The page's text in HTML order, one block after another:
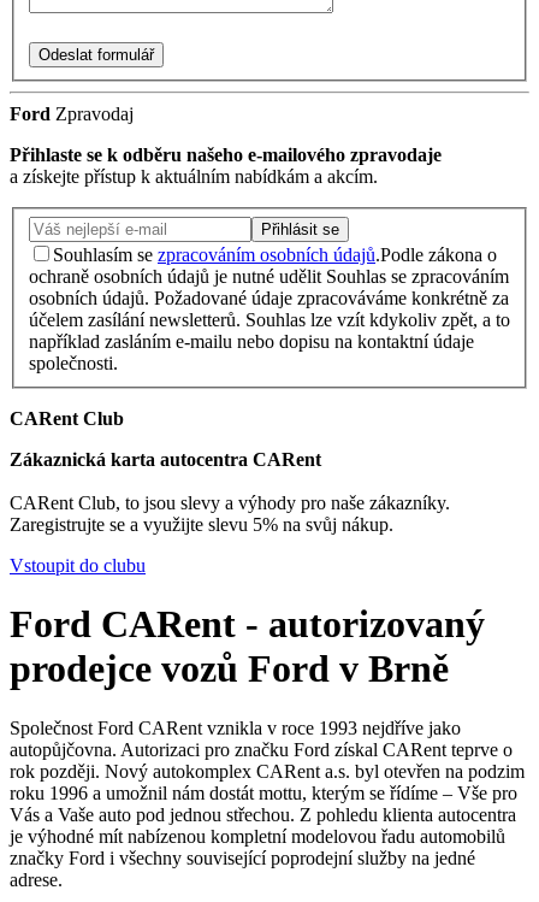
Odeslat formulář
Ford Zpravodaj
Přihlaste se k odběru našeho e-mailového zpravodaje
a získejte přístup k aktuálním nabídkám a akcím.
Přihlásit se
Souhlasím se zpracováním osobních údajů.Podle zákona o
ochraně osobních údajů je nutné udělit Souhlas se zpracováním
osobních údajů. Požadované údaje zpracováváme konkrétně za
účelem zasílání newsletterů. Souhlas lze vzít kdykoliv zpět, a to
například zasláním e-mailu nebo dopisu na kontaktní údaje
společnosti.
CARent Club
Zákaznická karta autocentra CARent
CARent Club, to jsou slevy a výhody pro naše zákazníky.
Zaregistrujte se a využijte slevu 5% na svůj nákup.
Vstoupit do clubu
Ford CARent - autorizovaný
prodejce vozů Ford v Brně
Společnost Ford CARent vznikla v roce 1993 nejdříve jako
autopůjčovna. Autorizaci pro značku Ford získal CARent teprve o
rok později. Nový autokomplex CARent a.s. byl otevřen na podzim
roku 1996 a umožnil nám dostát mottu, kterým se řídíme – Vše pro
Vás a Vaše auto pod jednou střechou. Z pohledu klienta autocentra
je výhodné mít nabízenou kompletní modelovou řadu automobilů
značky Ford i všechny související poprodejní služby na jedné
adrese.